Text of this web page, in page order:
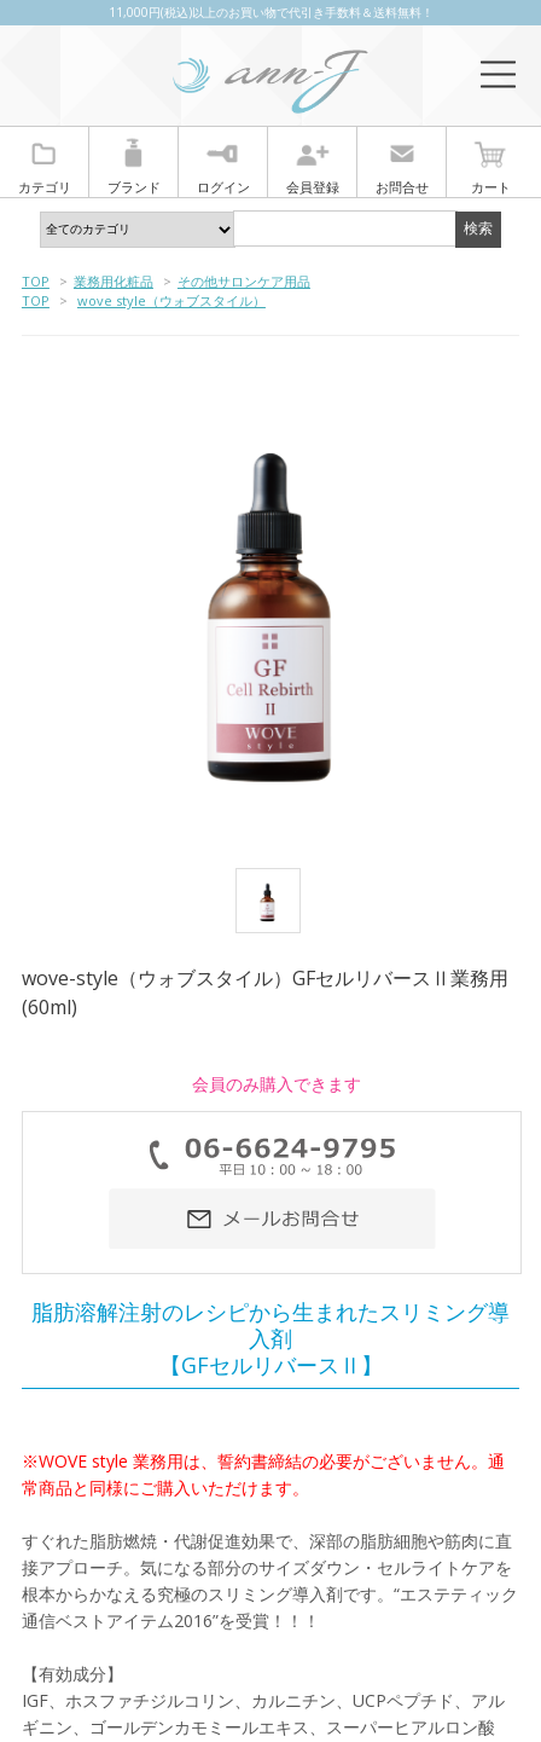
11,000円(税込)以上のお買い物で代引き手数料＆送料無料！
カテゴリ ブランド ログイン 会員登録 お問合せ カート
TOP > 業務用化粧品 > その他サロンケア用品
TOP
> wove style（ウォブスタイル）
wove-style（ウォブスタイル）GFセルリバースⅡ業務用
(60ml)
会員のみ購入できます
脂肪溶解注射のレシピから生まれたスリミング導
入剤
【GFセルリバースⅡ】
※WOVE style 業務用は、誓約書締結の必要がございません。通
常商品と同様にご購入いただけます。
すぐれた脂肪燃焼・代謝促進効果で、深部の脂肪細胞や筋肉に直
接アプローチ。気になる部分のサイズダウン・セルライトケアを
根本からかなえる究極のスリミング導入剤です。“エステティック
通信ベストアイテム2016”を受賞！！！
【有効成分】
IGF、ホスファチジルコリン、カルニチン、UCPペプチド、アル
ギニン、ゴールデンカモミールエキス、スーパーヒアルロン酸